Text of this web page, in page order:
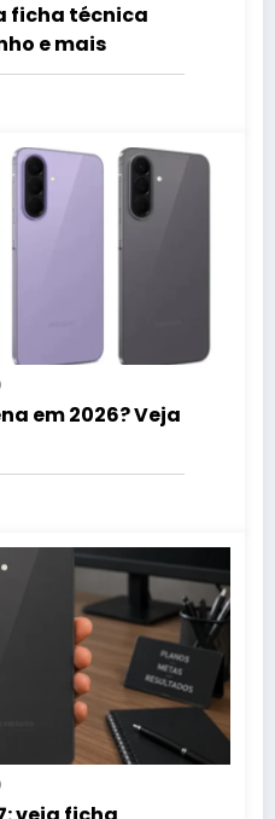
ficha técnica
e mais
em 2026? Veja